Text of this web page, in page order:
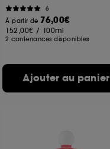
6
À partir de 76,00€
152,00€ / 100ml
2 contenances disponibles
Ajouter au panier